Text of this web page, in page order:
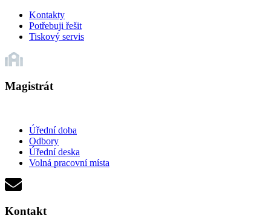
Kontakty
Potřebuji řešit
Tiskový servis
Magistrát
Úřední doba
Odbory
Úřední deska
Volná pracovní místa
Kontakt